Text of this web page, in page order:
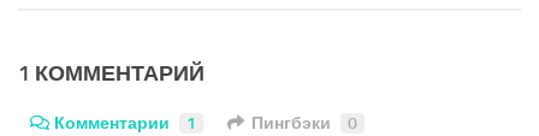
1 КОММЕНТАРИЙ
Комментарии 1 Пингбэки 0